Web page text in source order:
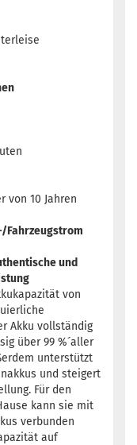
von 10 Jahren
Fahrzeugstrom
und
von
Akku vollständig
über 99 %´aller
unterstützt
und steigert
Für den
kann sie mit
verbunden
auf